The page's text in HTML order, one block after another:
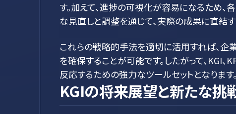
す。加えて、進捗の可視化が容易になるため
な見直しと調整を通じて、実際の成果に直結
これらの戦略的手法を適切に活用すれば、企
を確保することが可能です。したがって、KGI
反応するための強力なツールセットとなります。
KGIの将来展望と新たな挑